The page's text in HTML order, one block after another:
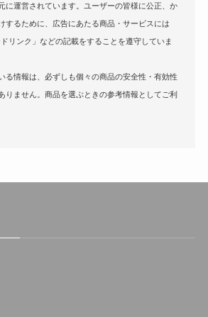
に運営されています。ユーザーの皆様に公正、か
するために、広告にあたる商品・サービスには
ドリンク」などの記載をすることを遵守していま
る情報は、必ずしも個々の商品の安全性・有効性
りません。商品を選ぶときの参考情報としてご利